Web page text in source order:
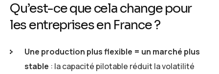
Qu’est-ce que cela change pour
les entreprises en France ?
Une production plus flexible = un marché plus
stable : la capacité pilotable réduit la volatilité